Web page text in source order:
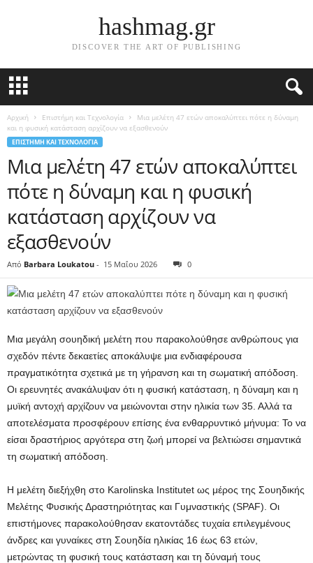
hashmag.gr
DISCOVER THE ART OF PUBLISHING
Αρχική Επιστήμη και Τεχνολογία
Μια μελέτη 47 ετών αποκαλύπτει πότε η δύναμη
και η φυσική κατάσταση αρχίζουν να εξασθενούν
ΕΠΙΣΤΉΜΗ ΚΑΙ ΤΕΧΝΟΛΟΓΊΑ
Μια μελέτη 47 ετών αποκαλύπτει
πότε η δύναμη και η φυσική
κατάσταση αρχίζουν να
εξασθενούν
Από Barbara Loukatou - 15 Μαΐου 2026 0
Μια μεγάλη σουηδική μελέτη που παρακολούθησε ανθρώπους για
σχεδόν πέντε δεκαετίες αποκάλυψε μια ενδιαφέρουσα
πραγματικότητα σχετικά με τη γήρανση και τη σωματική απόδοση.
Οι ερευνητές ανακάλυψαν ότι η φυσική κατάσταση, η δύναμη και η
μυϊκή αντοχή αρχίζουν να μειώνονται στην ηλικία των 35. Αλλά τα
αποτελέσματα προσφέρουν επίσης ένα ενθαρρυντικό μήνυμα: Το να
είσαι δραστήριος αργότερα στη ζωή μπορεί να βελτιώσει σημαντικά
τη σωματική απόδοση.
Η μελέτη διεξήχθη στο Karolinska Institutet ως μέρος της Σουηδικής
Μελέτης Φυσικής Δραστηριότητας και Γυμναστικής (SPAF). Οι
επιστήμονες παρακολούθησαν εκατοντάδες τυχαία επιλεγμένους
άνδρες και γυναίκες στη Σουηδία ηλικίας 16 έως 63 ετών,
μετρώντας τη φυσική τους κατάσταση και τη δύναμή τους